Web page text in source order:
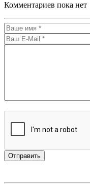
Комментариев пока нет